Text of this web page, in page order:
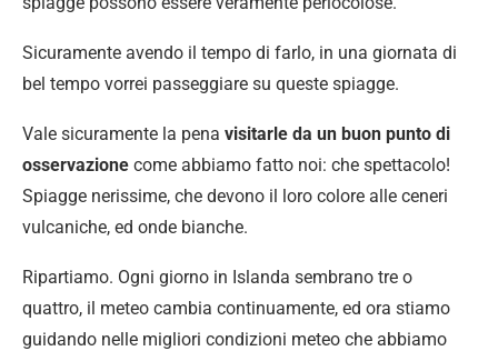
Sicuramente avendo il tempo di farlo, in una giornata di
bel tempo vorrei passeggiare su queste spiagge.
Vale sicuramente la pena visitarle da un buon punto di
osservazione come abbiamo fatto noi: che spettacolo!
Spiagge nerissime, che devono il loro colore alle ceneri
vulcaniche, ed onde bianche.
Ripartiamo. Ogni giorno in Islanda sembrano tre o
quattro, il meteo cambia continuamente, ed ora stiamo
guidando nelle migliori condizioni meteo che abbiamo